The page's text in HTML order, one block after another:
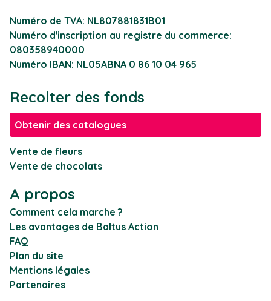
Numéro de TVA: NL807881831B01
Numéro d'inscription au registre du commerce:
080358940000
Numéro IBAN: NL05ABNA 0 86 10 04 965
Recolter des fonds
Obtenir des catalogues
Vente de fleurs
Vente de chocolats
A propos
Comment cela marche ?
Les avantages de Baltus Action
FAQ
Plan du site
Mentions légales
Partenaires